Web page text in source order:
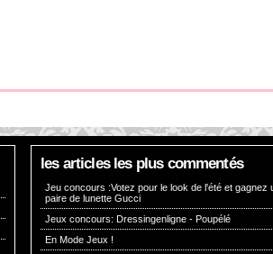
les articles les plus commentés
Jeu concours :Votez pour le look de l'été et gagnez
paire de lunette Gucci
Jeux concours: Dressingenligne - Poupélé
En Mode Jeux !